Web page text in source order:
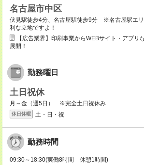
名古屋市中区
伏見駅徒歩4分、名古屋駅徒歩9分 ※名古屋駅エリ
利な立地ですよ！
【広告業界】印刷事業からWEBサイト・アプリ
展開！
勤務曜日
土日祝休
月～金（週5日） ※完全土日祝休み
休日休暇 土・日・祝
勤務時間
09:30～18:30(実働8時間 休憩1時間)